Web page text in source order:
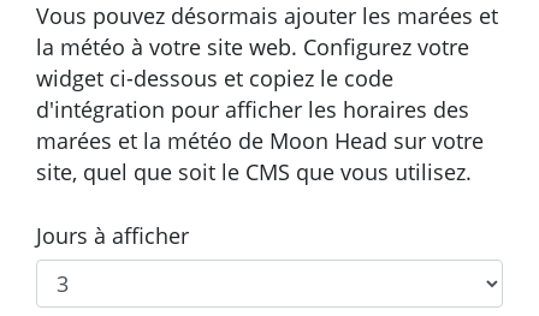
Vous pouvez désormais ajouter les marées et
la météo à votre site web. Configurez votre
widget ci-dessous et copiez le code
d'intégration pour afficher les horaires des
marées et la météo de Moon Head sur votre
site, quel que soit le CMS que vous utilisez.
Jours à afficher